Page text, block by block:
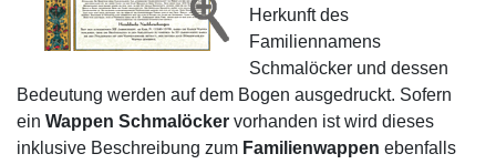
Herkunft des
Familiennamens
Schmalöcker und dessen
Bedeutung werden auf dem Bogen ausgedruckt. Sofern
ein Wappen Schmalöcker vorhanden ist wird dieses
inklusive Beschreibung zum Familienwappen ebenfalls